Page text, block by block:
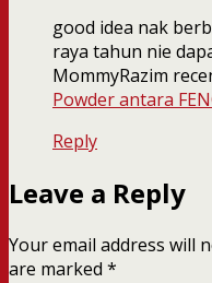
good idea nak
raya tahun nie
MommyRazim
Powder antara
Reply
Leave a Reply
Your email address will
are marked *